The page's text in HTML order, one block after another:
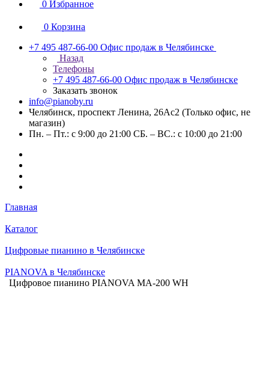
0 Избранное
0 Корзина
+7 495 487-66-00 Офис продаж в Челябинске
Назад
Телефоны
+7 495 487-66-00 Офис продаж в Челябинске
Заказать звонок
info@pianoby.ru
Челябинск, проспект Ленина, 26Ас2 (Только офис, не
магазин)
Пн. – Пт.: с 9:00 до 21:00 СБ. – ВС.: с 10:00 до 21:00
Главная
Каталог
Цифровые пианино в Челябинске
PIANOVA в Челябинске
Цифровое пианино PIANOVA MA-200 WH